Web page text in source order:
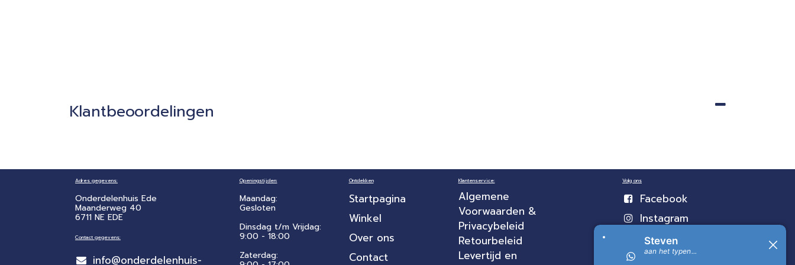
Klantbeoordelingen
Adres gegevens:
Onderdelenhuis Ede
Maanderweg 40
6711 NE EDE
Contact gegevens:
info@onderdelenhuis-
Openingstijden:
Maandag:
Gesloten
Dinsdag t/m Vrijdag:
9:00 - 18:00
Zaterdag:
Ontdekken
Startpagina
Winkel
Over ons
Contact
Klantenservice:
Algemene
Voorwaarden &
Privacybeleid
Retourbeleid
Levertijd en
Volg ons
Facebook
Instagram